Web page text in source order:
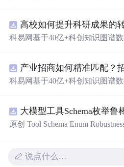
高校如何提升科研成果的
科易网基于40亿+科创知识图谱
新领域的AI+数智化解决方案，
智能化发展。
科易网基于40亿+科创知识图谱
新领域的AI+数智化解决方案，
智能化发展。
原创 Tool Schema Enum
可复现合成示例、离线 HTML/
说点什么…